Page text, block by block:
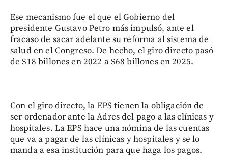
Ese mecanismo fue el que el Gobierno del
presidente Gustavo Petro más impulsó, ante el
fracaso de sacar adelante su reforma al sistema de
salud en el Congreso. De hecho, el giro directo pasó
de $18 billones en 2022 a $68 billones en 2025.
Con el giro directo, la EPS tienen la obligación de
ser ordenador ante la Adres del pago a las clínicas y
hospitales. La EPS hace una nómina de las cuentas
que va a pagar de las clínicas y hospitales y se lo
manda a esa institución para que haga los pagos.